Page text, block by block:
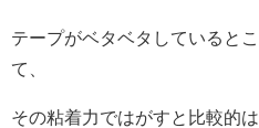
テープがベタベタしていると
て、
その粘着力ではがすと比較的